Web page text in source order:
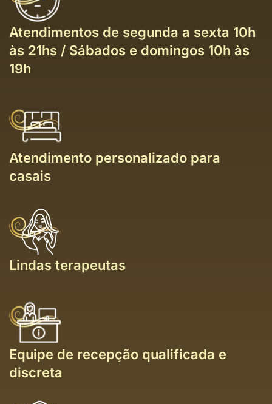
Atendimentos de segunda a sexta 10h
às 21hs / Sábados e domingos 10h às
19h
Atendimento personalizado para
casais
Lindas terapeutas
Equipe de recepção qualificada e
discreta